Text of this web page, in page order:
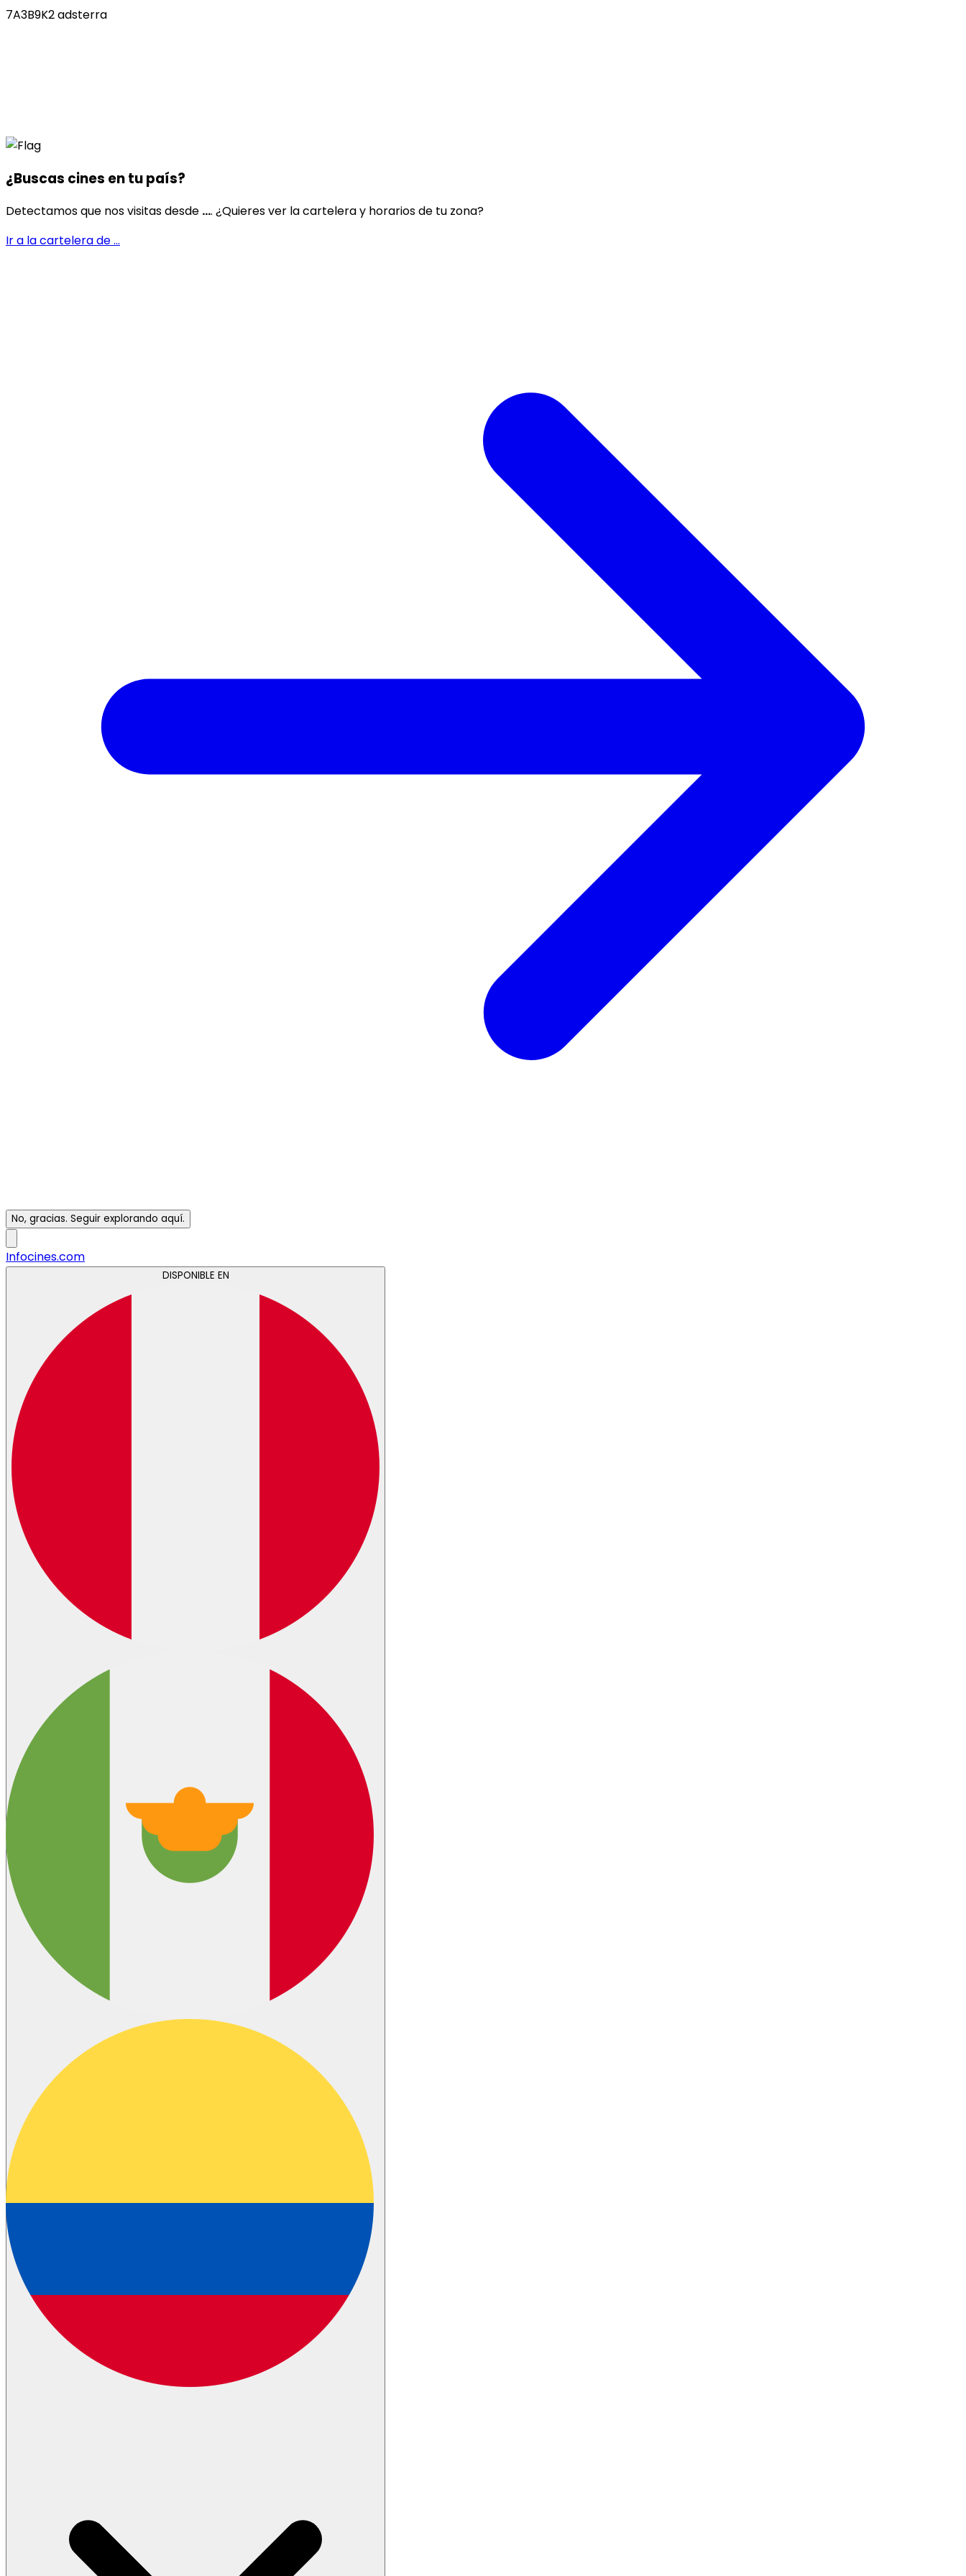
7A3B9K2 adsterra
¿Buscas cines entu país?
Detectamos que nos visitas desde .... ¿Quieres ver la cartelera y horarios de tu zona?
Ir a la cartelera de...
No, gracias. Seguir explorando aquí.
Infocines.com
DISPONIBLE EN